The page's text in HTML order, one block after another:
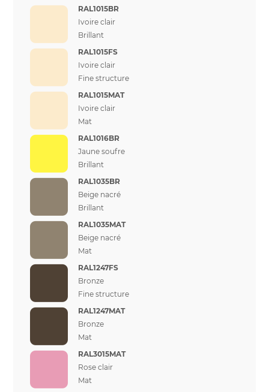
RAL1015BR
Ivoire clair
Brillant
RAL1015FS
Ivoire clair
Fine structure
RAL1015MAT
Ivoire clair
Mat
RAL1016BR
Jaune soufre
Brillant
RAL1035BR
Beige nacré
Brillant
RAL1035MAT
Beige nacré
Mat
RAL1247FS
Bronze
Fine structure
RAL1247MAT
Bronze
Mat
RAL3015MAT
Rose clair
Mat